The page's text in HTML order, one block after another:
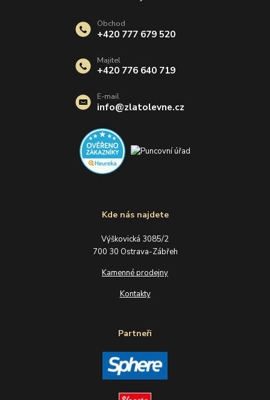
Kde nás najdete
Výškovická 3085/2
700 30 Ostrava-Zábřeh
Kamenné prodejny
Kontakty
Partneři
Obchod
+420 777 679 520
Majitel
+420 776 640 719
E-mail
info@zlatolevne.cz